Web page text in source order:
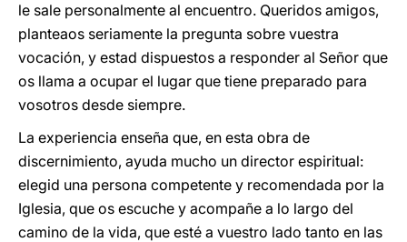
le sale personalmente al encuentro. Queridos amigos,
planteaos seriamente la pregunta sobre vuestra
vocación, y estad dispuestos a responder al Señor que
os llama a ocupar el lugar que tiene preparado para
vosotros desde siempre.
La experiencia enseña que, en esta obra de
discernimiento, ayuda mucho un director espiritual:
elegid una persona competente y recomendada por la
Iglesia, que os escuche y acompañe a lo largo del
camino de la vida, que esté a vuestro lado tanto en las